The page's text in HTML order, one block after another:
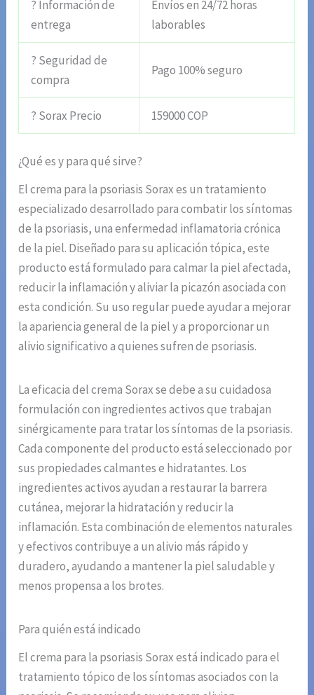
? Información de
entrega
Envíos en 24/72 horas
laborables
? Seguridad de
compra
Pago 100% seguro
? Sorax Precio 159000 COP
¿Qué es y para qué sirve?
El crema para la psoriasis Sorax es un tratamiento
especializado desarrollado para combatir los síntomas
de la psoriasis, una enfermedad inflamatoria crónica
de la piel. Diseñado para su aplicación tópica, este
producto está formulado para calmar la piel afectada,
reducir la inflamación y aliviar la picazón asociada con
esta condición. Su uso regular puede ayudar a mejorar
la apariencia general de la piel y a proporcionar un
alivio significativo a quienes sufren de psoriasis.
La eficacia del crema Sorax se debe a su cuidadosa
formulación con ingredientes activos que trabajan
sinérgicamente para tratar los síntomas de la psoriasis.
Cada componente del producto está seleccionado por
sus propiedades calmantes e hidratantes. Los
ingredientes activos ayudan a restaurar la barrera
cutánea, mejorar la hidratación y reducir la
inflamación. Esta combinación de elementos naturales
y efectivos contribuye a un alivio más rápido y
duradero, ayudando a mantener la piel saludable y
menos propensa a los brotes.
Para quién está indicado
El crema para la psoriasis Sorax está indicado para el
tratamiento tópico de los síntomas asociados con la